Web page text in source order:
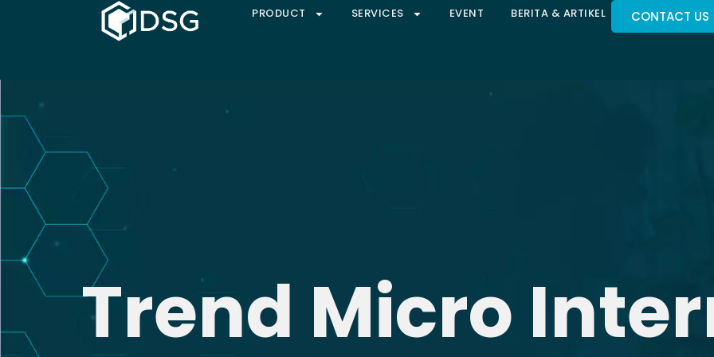
PRODUCT SERVICES EVENT BERITA & ARTIKEL CONTACT US
Trend Micro